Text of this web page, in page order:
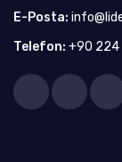
E-Posta:
Telefon: +90 224